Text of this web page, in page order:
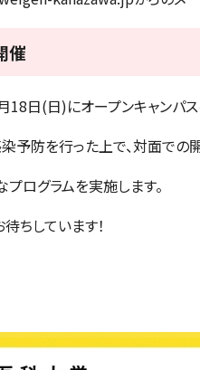
催
日(日)にオープンキャンパス
予防を行った上で、対面での
ログラムを実施します。
ちしています！